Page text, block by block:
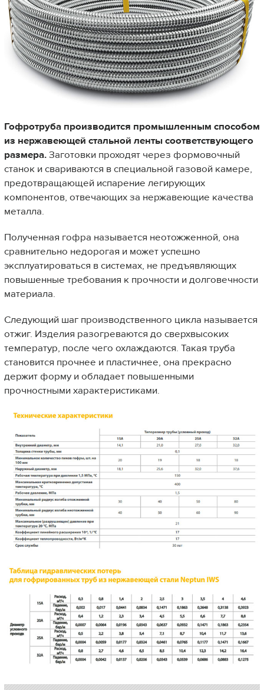
Гофротруба производится промышленным способом
из нержавеющей стальной ленты соответствующего
размера.Заготовки проходят через формовочный
станок и свариваются в специальной газовой камере,
предотвращающей испарение легирующих
компонентов, отвечающих за нержавеющие качества
металла.
Полученная гофра называется неотожженной, она
сравнительно недорогая и может успешно
эксплуатироваться в системах, не предъявляющих
повышенные требования к прочности и долговечности
материала.
Следующий шаг производственного цикла называется
отжиг. Изделия разогреваются до сверхвысоких
температур, после чего охлаждаются. Такая труба
становится прочнее и пластичнее, она прекрасно
держит форму и обладает повышенными
прочностными характеристиками.